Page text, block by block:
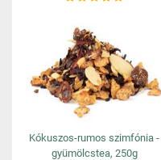
Kókuszos-rumos szimfónia -
gyümölcstea, 250g